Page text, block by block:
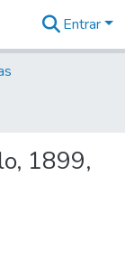
Entrar
1899,